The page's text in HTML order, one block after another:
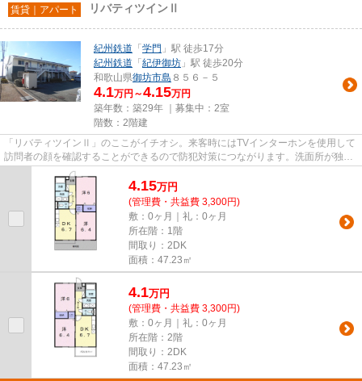
賃貸｜アパート リバティツインⅡ
紀州鉄道 「 学門 」駅 徒歩17分
紀州鉄道 「 紀伊御坊 」駅 徒歩20分
和歌山県御坊市島 ８５６－５
4.1万円～4.15万円
築年数：築29年 ｜募集中： 2室
階数：2階建
「リバティツインⅡ」のここがイチオシ。来客時にはTVインターホンを使用して
訪問者の顔を確認することができるので防犯対策につながります。洗面所が独立
した、使い勝手の良い環境が魅...
4.15万円
(管理費・共益費 3,300円)
敷：0ヶ月｜礼：0ヶ月
所在階：1階
間取り：2DK
面積：47.23㎡
4.1万円
(管理費・共益費 3,300円)
敷：0ヶ月｜礼：0ヶ月
所在階：2階
間取り：2DK
面積：47.23㎡